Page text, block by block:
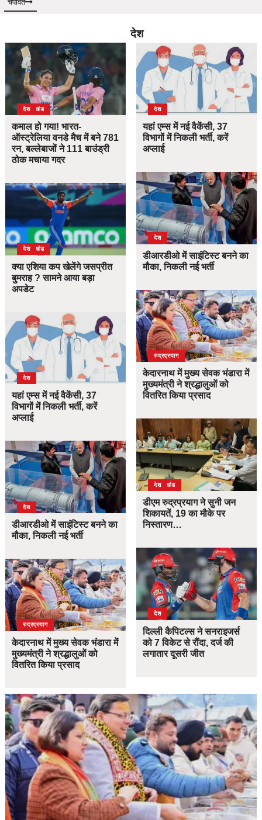
चंपावत
देश
उत्तराखंड
देश
कमाल हो गया! भारत-
ऑस्ट्रेलिया वनडे मैच में बने 781
रन, बल्लेबाजों ने 111 बाउंड्री
ठोक मचाया गदर
उत्तराखंड
देश
क्या एशिया कप खेलेंगे जसप्रीत
बुमराह ? सामने आया बड़ा
अपडेट
देश
यहां एम्स में नई वैकेंसी, 37
विभागों में निकली भर्ती, करें
अप्लाई
देश
डीआरडीओ में साइंटिस्ट बनने का
मौका, निकली नई भर्ती
उत्तराखंड
देश
रुद्रप्रयाग
केदारनाथ में मुख्य सेवक भंडारा में
मुख्यमंत्री ने श्रद्धालुओं को
वितरित किया प्रसाद
देश
यहां एम्स में नई वैकेंसी, 37
विभागों में निकली भर्ती, करें
अप्लाई
देश
डीआरडीओ में साइंटिस्ट बनने का
मौका, निकली नई भर्ती
उत्तराखंड
देश
रुद्रप्रयाग
केदारनाथ में मुख्य सेवक भंडारा में
मुख्यमंत्री ने श्रद्धालुओं को
वितरित किया प्रसाद
उत्तराखंड
देश
डीएम रुद्रप्रयाग ने सुनी जन
शिकायतें, 19 का मौके पर
निस्तारण…
देश
दिल्ली कैपिटल्स ने सनराइजर्स
को 7 विकेट से रौंदा, दर्ज की
लगातार दूसरी जीत